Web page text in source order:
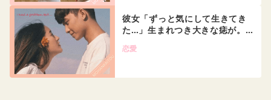
彼女「ずっと気にして生きてき
た…」生まれつき大きな痣が。…
恋愛